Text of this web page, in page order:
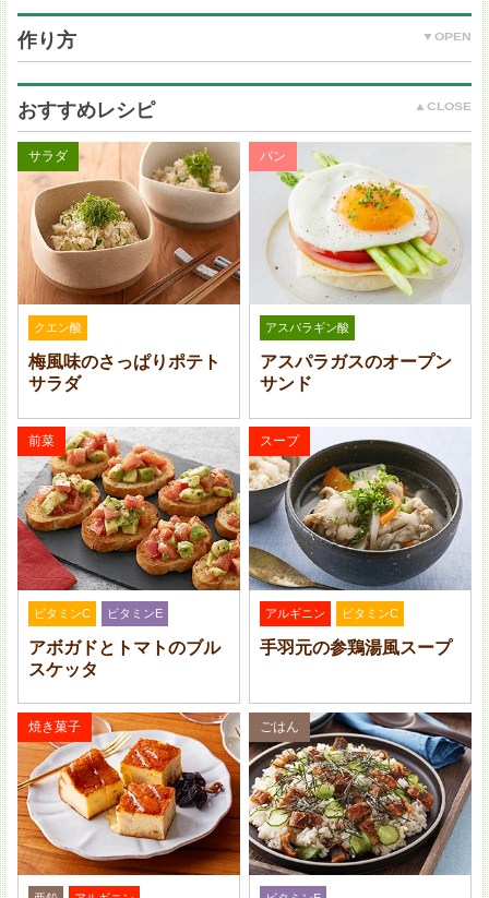
ハーフベーコン：2 枚
チーズ：15 g
にんにく：1 片
塩：小さじ 1/3
黒こしょう：適量
パセリ：適量
じゃがいもに切り込みを入れる時に、入れ過ぎなよう
に注意しましょう。
作り方
じゃがいもは 3 mm 幅のスライスを入れ、水に 10 分ほ
ど浸ける。ベーコンは 4 等分に切る。にんにくとパセ
リはみじん切りにする。
オリーブオイル・にんにく・塩を混ぜておく。
じゃがいもをラップで包み、耐熱皿に乗せて、電子レン
おすすめレシピ
サラダ
クエン酸
梅風味のさっぱりポテト
サラダ
パン
アスパラギン酸
アスパラガスのオープン
サンド
前菜
ビタミンC ビタミンE
アボガドとトマトのブル
スケッタ
スープ
アルギニン ビタミンC
手羽元の参鶏湯風スープ
焼き菓子 ごはん